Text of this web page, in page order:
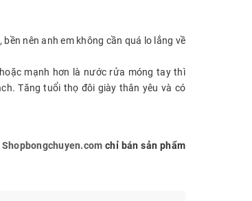
nên anh em không cần quá lo lắng về
mạnh hơn là nước rửa móng tay thì
Tăng tuổi thọ đôi giày thân yêu và có
Shopbongchuyen.com chỉ bán sản phẩm